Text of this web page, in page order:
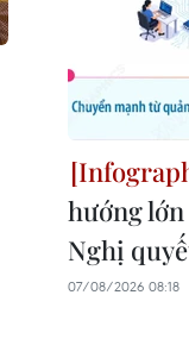
hướng
Nghị
07/08/2026 08:18